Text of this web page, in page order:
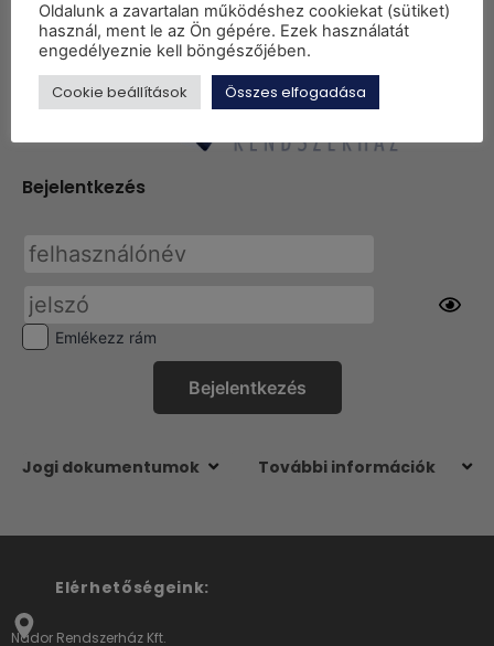
Bejelentkezés
Emlékezz rám
Jogi dokumentumok További információk
Elérhetőségeink:
Nádor Rendszerház Kft.
Oldalunk a zavartalan működéshez cookiekat (sütiket)
használ, ment le az Ön gépére. Ezek használatát
engedélyeznie kell böngészőjében.
Cookie beállítások Összes elfogadása